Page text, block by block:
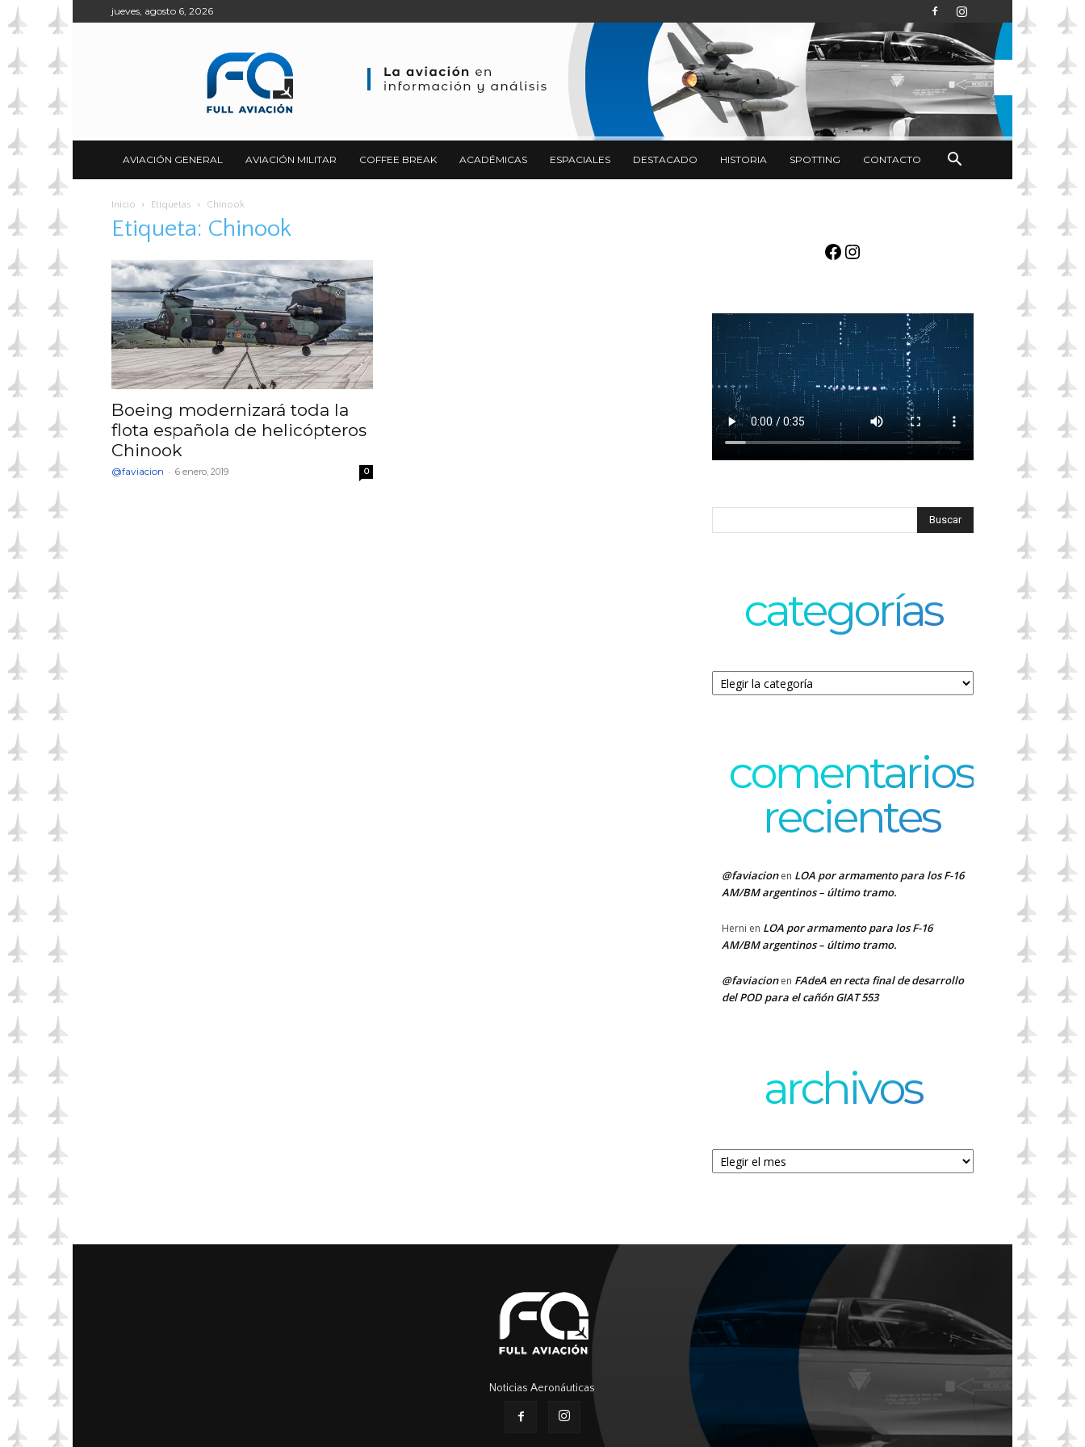
jueves, agosto 6, 2026
AVIACIÓN GENERAL AVIACIÓN MILITAR COFFEE BREAK ACADÉMICAS ESPACIALES DESTACADO HISTORIA SPOTTING CONTACTO
Inicio Etiquetas Chinook
Etiqueta: Chinook
Boeing modernizará toda la
flota española de helicópteros
Chinook
@faviacion - 6 enero, 2019 0
Facebook
Instagram
categorías
Categorías
comentarios
recientes
@faviacionen LOA por armamento para los F-16
AM/BM argentinos – último tramo.
Herni en LOA por armamento para los F-16
AM/BM argentinos – último tramo.
@faviacionen FAdeA en recta final de desarrollo
del POD para el cañón GIAT 553
archivos
Archivos
Noticias Aeronáuticas